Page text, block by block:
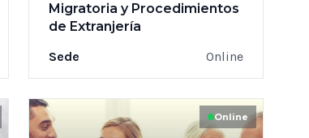
Migratoria y Procedimientos
de Extranjería
Sede
Online
Online